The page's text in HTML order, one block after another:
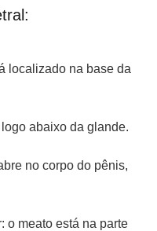
localizado na base da
abaixo da glande.
no corpo do pênis,
o meato está na parte